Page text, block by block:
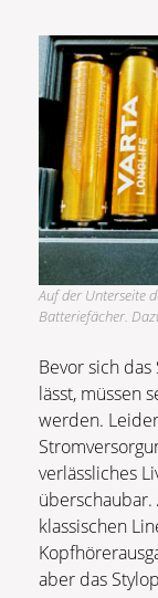
Auf der Unterseite
Batteriefächer.
Bevor sich
lässt, müssen
werden.
verlässliches
klassischen
aber das